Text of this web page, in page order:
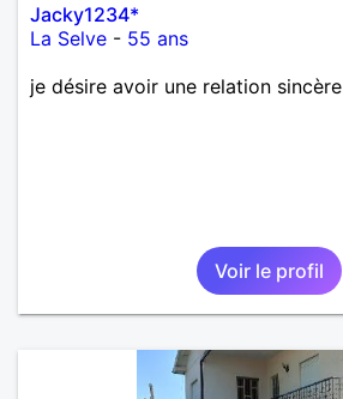
Jacky1234*
La Selve - 55 ans
je désire avoir une relation sincère
Voir le profil